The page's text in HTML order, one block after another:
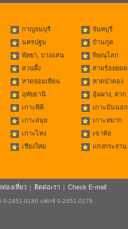
กาญจนบุรี
จันทบุรี
นครปฐม
บ้านกูด
พัทยา, บางแสน
พิษณุโลก
สวนผึ้ง
สามร้อยยอด
หาดจอมเทียน
หาดป่าตอง
อุทัยธานี
อุ้มผาง, ตาก
เกาะพีพี
เกาะมันนอก
เกาะสมุย
เกาะหมาก
เกาะไหง
เขาค้อ
เชียงใหม่
แก่งกระจาน
องเที่ยว | ติดต่อเรา | Check E-mail
2451-0180 แฟกซ์ 0-2451-0179